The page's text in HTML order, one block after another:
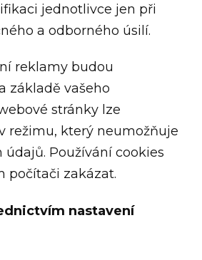
jednotlivce jen při
a odborného úsilí.
reklamy budou
základě vašeho
stránky lze
režimu, který neumožňuje
údajů. Používání cookies
počítači zakázat.
nastavení